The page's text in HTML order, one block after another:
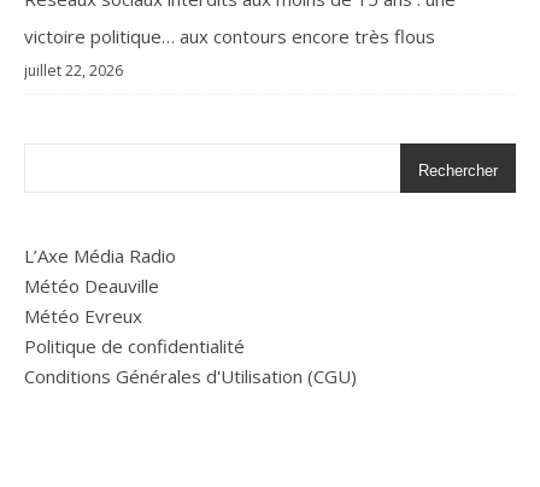
victoire politique… aux contours encore très flous
juillet 22, 2026
Rechercher
L’Axe Média Radio
Météo Deauville
Météo Evreux
Politique de confidentialité
Conditions Générales d'Utilisation (CGU)